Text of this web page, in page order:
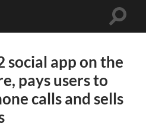
Toggle
social app on the
pays users to
calls and sells